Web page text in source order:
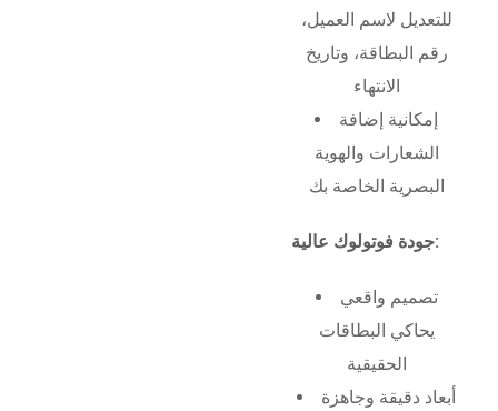
للتعديل لاسم العميل،
رقم البطاقة، وتاريخ
الانتهاء
إمكانية إضافة
الشعارات والهوية
البصرية الخاصة بك
جودة فوتولوك عالية:
تصميم واقعي
يحاكي البطاقات
الحقيقية
أبعاد دقيقة وجاهزة